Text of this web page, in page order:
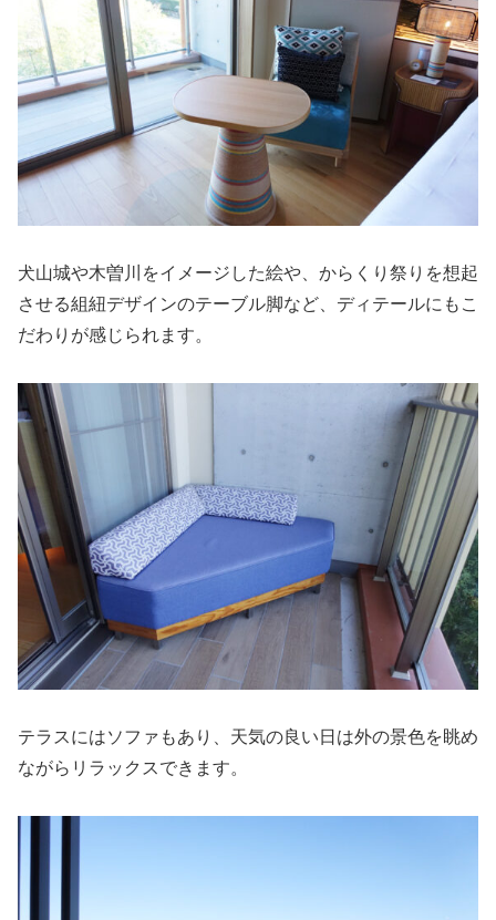
犬山城や木曽川をイメージした絵や、からくり祭りを想起
させる組紐デザインのテーブル脚など、ディテールにもこ
だわりが感じられます。
テラスにはソファもあり、天気の良い日は外の景色を眺め
ながらリラックスできます。